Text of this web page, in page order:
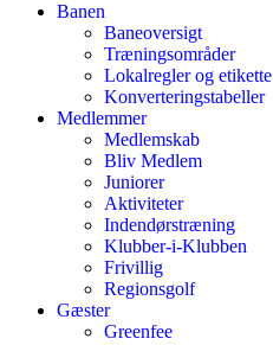
Banen
Baneoversigt
Træningsområder
Lokalregler og etikette
Konverteringstabeller
Medlemmer
Medlemskab
Bliv Medlem
Juniorer
Aktiviteter
Indendørstræning
Klubber-i-Klubben
Frivillig
Regionsgolf
Gæster
Greenfee